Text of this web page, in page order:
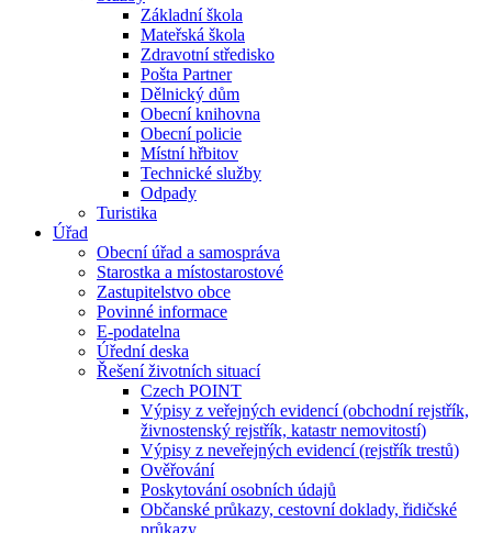
Základní škola
Mateřská škola
Zdravotní středisko
Pošta Partner
Dělnický dům
Obecní knihovna
Obecní policie
Místní hřbitov
Technické služby
Odpady
Turistika
Úřad
Obecní úřad a samospráva
Starostka a místostarostové
Zastupitelstvo obce
Povinné informace
E-podatelna
Úřední deska
Řešení životních situací
Czech POINT
Výpisy z veřejných evidencí (obchodní rejstřík,
živnostenský rejstřík, katastr nemovitostí)
Výpisy z neveřejných evidencí (rejstřík trestů)
Ověřování
Poskytování osobních údajů
Občanské průkazy, cestovní doklady, řidičské
průkazy